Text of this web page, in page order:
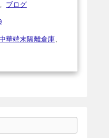
ブログ
華端末隔離倉庫、